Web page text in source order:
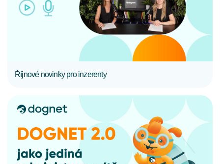
CELÝ ČLÁNEK
Říjnové novinky pro inzerenty